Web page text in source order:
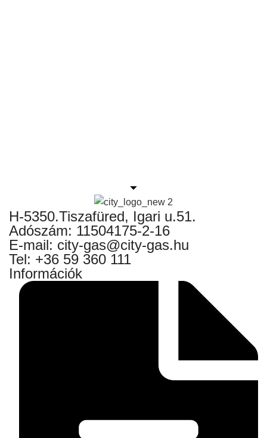
H-5350.Tiszafüred, Igari u.51.
Adószám: 11504175-2-16
E-mail: city-gas@city-gas.hu
Tel: +36 59 360 111
Információk